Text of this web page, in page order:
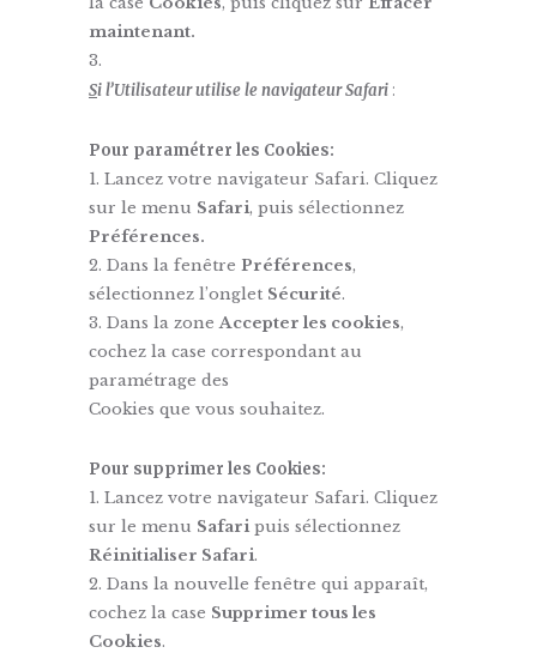
maintenant.
Si l’Utilisateur utilise le navigateur Safari :
Pour paramétrer les Cookies:
Lancez votre navigateur Safari. Cliquez
sur le menu Safari, puis sélectionnez
Préférences.
Dans la fenêtre Préférences,
sélectionnez l’onglet Sécurité.
Dans la zoneAccepter les cookies,
cochez la case correspondant au
paramétrage des
Cookies que vous souhaitez.
Pour supprimer les Cookies:
Lancez votre navigateur Safari. Cliquez
sur le menu Safari puis sélectionnez
Réinitialiser Safari.
Dans la nouvelle fenêtre qui apparaît,
cochez la case Supprimer tous les
Cookies.